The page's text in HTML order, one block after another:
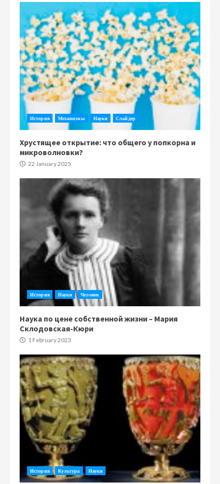
История Механизмы Науки Слайдер
Хрустящее открытие: что общего у попкорна и
микроволновки?
22 January 2025
История Науки Человек
Наука по цене собственной жизни – Мария
Склодовская-Кюри
1 February 2023
История Культура Науки